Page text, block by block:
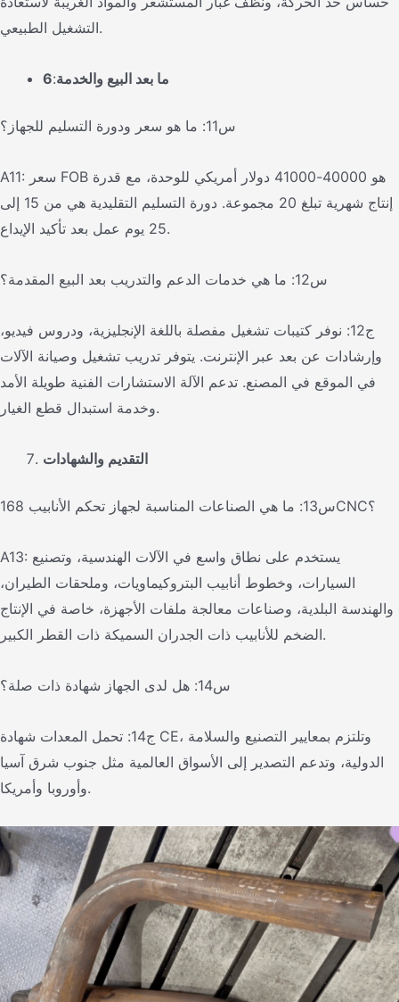
التشغيل الطبيعي.
6:ما بعد البيع والخدمة
س11: ما هو سعر ودورة التسليم للجهاز؟
A11: سعر FOB هو 40000-41000 دولار أمريكي للوحدة، مع قدرة
إنتاج شهرية تبلغ 20 مجموعة. دورة التسليم التقليدية هي من 15 إلى
25 يوم عمل بعد تأكيد الإيداع.
س12: ما هي خدمات الدعم والتدريب بعد البيع المقدمة؟
ج12: نوفر كتيبات تشغيل مفصلة باللغة الإنجليزية، ودروس فيديو،
وإرشادات عن بعد عبر الإنترنت. يتوفر تدريب تشغيل وصيانة الآلات
في الموقع في المصنع. تدعم الآلة الاستشارات الفنية طويلة الأمد
وخدمة استبدال قطع الغيار.
التقديم والشهادات
س13: ما هي الصناعات المناسبة لجهاز تحكم الأنابيب 168CNC؟
A13: يستخدم على نطاق واسع في الآلات الهندسية، وتصنيع
السيارات، وخطوط أنابيب البتروكيماويات، وملحقات الطيران،
والهندسة البلدية، وصناعات معالجة ملفات الأجهزة، خاصة في الإنتاج
الضخم للأنابيب ذات الجدران السميكة ذات القطر الكبير.
س14: هل لدى الجهاز شهادة ذات صلة؟
ج14: تحمل المعدات شهادة CE، وتلتزم بمعايير التصنيع والسلامة
الدولية، وتدعم التصدير إلى الأسواق العالمية مثل جنوب شرق آسيا
وأوروبا وأمريكا.